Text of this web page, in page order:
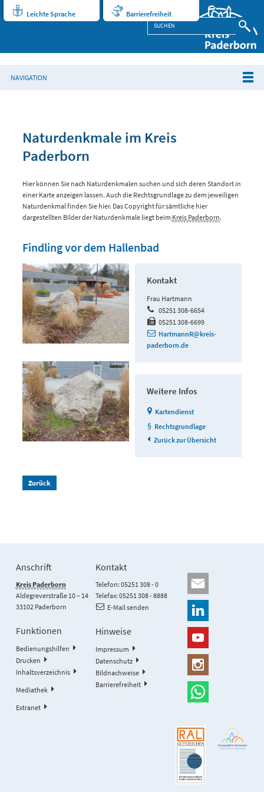
Leichte Sprache Barrierefreiheit
NAVIGATION
Naturdenkmale im Kreis
Paderborn
Hier können Sie nach Naturdenkmalen suchen und sich deren Standort in
einer Karte anzeigen lassen. Auch die Rechtsgrundlage zu dem jeweiligen
Naturdenkmal finden Sie hier. Das Copyright für sämtliche hier
dargestellten Bilder der Naturdenkmale liegt beim Kreis Paderborn.
Findling vor dem Hallenbad
Kontakt
Frau Hartmann
05251 308-6654
05251 308-6699
HartmannR@kreis-
paderborn.de
Weitere Infos
Kartendienst
Rechtsgrundlage
Zurück zur Übersicht
Zurück
Anschrift
Kreis Paderborn
Aldegreverstraße 10 – 14
33102 Paderborn
Kontakt
Telefon: 05251 308 - 0
Telefax: 05251 308 - 8888
E-Mail senden
Funktionen
Bedienungshilfen
Drucken
Inhaltsverzeichnis
Mediathek
Extranet
Hinweise
Impressum
Datenschutz
Bildnachweise
Barrierefreiheit